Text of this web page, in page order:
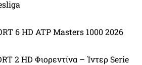
6 HD ATP Masters 1000 2026
2 HD Φιορεντίνα – Ίντερ Serie